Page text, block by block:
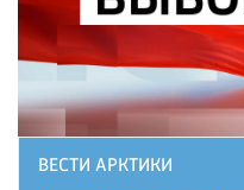
ВЕСТИ АРКТИКИ